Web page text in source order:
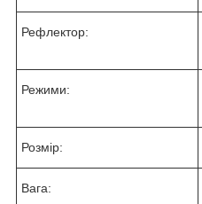
Рефлектор:
Режими:
Розмір:
Вага: